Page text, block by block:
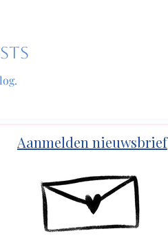
Dierenriem Draken
numerologie
Aanmelden nieuwsbrief